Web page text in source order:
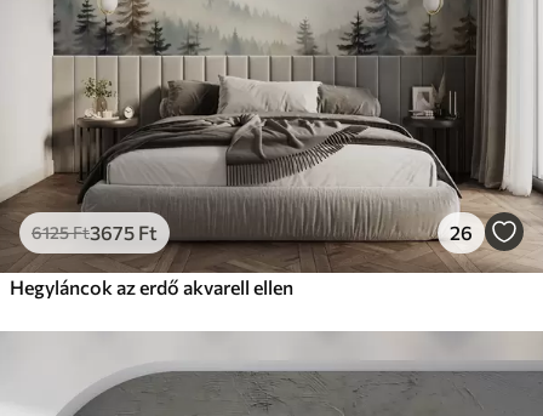
6125Ft3675 Ft 26
Hegyláncok az erdő akvarell ellen